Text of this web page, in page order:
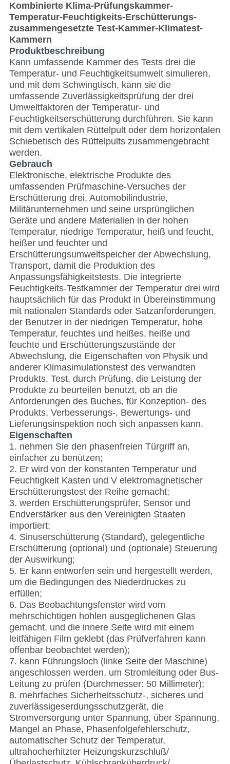
Kombinierte Klima-Prüfungskammer-
Temperatur-Feuchtigkeits-Erschütterungs-
zusammengesetzte Test-Kammer-Klimatest-
Kammern
Produktbeschreibung
Kann umfassende Kammer des Tests drei die
Temperatur- und Feuchtigkeitsumwelt simulieren,
und mit dem Schwingtisch, kann sie die
umfassende Zuverlässigkeitsprüfung der drei
Umweltfaktoren der Temperatur- und
Feuchtigkeitserschütterung durchführen. Sie kann
mit dem vertikalen Rüttelpult oder dem horizontalen
Schiebetisch des Rüttelpults zusammengebracht
werden.
Gebrauch
Elektronische, elektrische Produkte des
umfassenden Prüfmaschine-Versuches der
Erschütterung drei, Automobilindustrie,
Militärunternehmen und seine ursprünglichen
Geräte und andere Materialien in der hohen
Temperatur, niedrige Temperatur, heiß und feucht,
heißer und feuchter und
Erschütterungsumweltspeicher der Abwechslung,
Transport, damit die Produktion des
Anpassungsfähigkeitstests. Die integrierte
Feuchtigkeits-Testkammer der Temperatur drei wird
hauptsächlich für das Produkt in Übereinstimmung
mit nationalen Standards oder Satzanforderungen,
der Benutzer in der niedrigen Temperatur, hohe
Temperatur, feuchtes und heißes, heiße und
feuchte und Erschütterungszustände der
Abwechslung, die Eigenschaften von Physik und
anderer Klimasimulationstest des verwandten
Produkts, Test, durch Prüfung, die Leistung der
Produkte zu beurteilen benutzt, ob an die
Anforderungen des Buches, für Konzeption- des
Produkts, Verbesserungs-, Bewertungs- und
Lieferungsinspektion noch sich anpassen kann.
Eigenschaften
1. nehmen Sie den phasenfreien Türgriff an,
einfacher zu benützen;
2. Er wird von der konstanten Temperatur und
Feuchtigkeit Kasten und V elektromagnetischer
Erschütterungstest der Reihe gemacht;
3. werden Erschütterungsprüfer, Sensor und
Endverstärker aus den Vereinigten Staaten
importiert;
4. Sinuserschütterung (Standard), gelegentliche
Erschütterung (optional) und (optionale) Steuerung
der Auswirkung;
5. Er kann entworfen sein und hergestellt werden,
um die Bedingungen des Niederdruckes zu
erfüllen;
6. Das Beobachtungsfenster wird vom
mehrschichtigen hohlen ausgeglichenen Glas
gemacht, und die innere Seite wird mit einem
leitfähigen Film geklebt (das Prüfverfahren kann
offenbar beobachtet werden);
7. kann Führungsloch (linke Seite der Maschine)
angeschlossen werden, um Stromleitung oder Bus-
Leitung zu prüfen (Durchmesser: 50 Millimeter);
8. mehrfaches Sicherheitsschutz-, sicheres und
zuverlässigeserdungsschutzgerät, die
Stromversorgung unter Spannung, über Spannung,
Mangel an Phase, Phasenfolgefehlerschutz,
automatischer Schutz der Temperatur,
ultrahocherhitzter Heizungskurzschluß/